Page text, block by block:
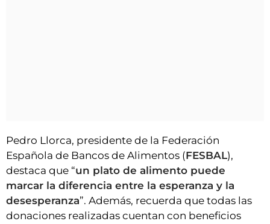
Pedro Llorca, presidente de la Federación
Española de Bancos de Alimentos (FESBAL),
destaca que “un plato de alimento puede
marcar la diferencia entre la esperanza y la
desesperanza”. Además, recuerda que todas las
donaciones realizadas cuentan con beneficios